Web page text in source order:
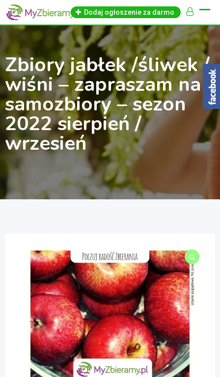
Skip
Dodaj ogłoszenie za darmo
Zbiory jabłek /śliwek /
wiśni – zapraszam na
samozbiory – sezon
2022 sierpień /
wrzesień